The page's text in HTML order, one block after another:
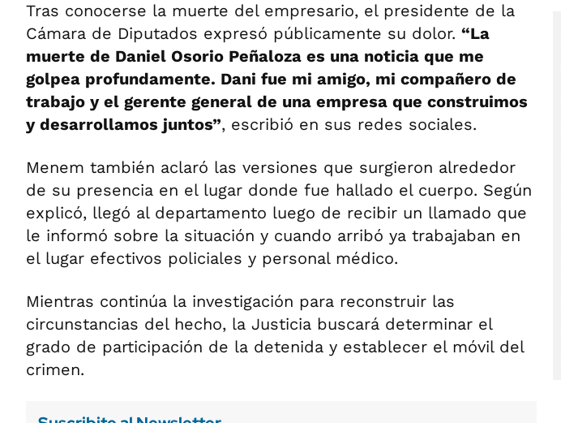
Tras conocerse la muerte del empresario, el presidente de la
Cámara de Diputados expresó públicamente su dolor. “La
muerte de Daniel Osorio Peñaloza es una noticia que me
golpea profundamente. Dani fue mi amigo, mi compañero de
trabajo y el gerente general de una empresa que construimos
y desarrollamos juntos”, escribió en sus redes sociales.
Menem también aclaró las versiones que surgieron alrededor
de su presencia en el lugar donde fue hallado el cuerpo. Según
explicó, llegó al departamento luego de recibir un llamado que
le informó sobre la situación y cuando arribó ya trabajaban en
el lugar efectivos policiales y personal médico.
Mientras continúa la investigación para reconstruir las
circunstancias del hecho, la Justicia buscará determinar el
grado de participación de la detenida y establecer el móvil del
crimen.